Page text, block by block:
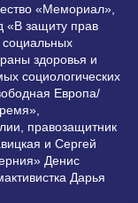
«Мемориал»,
«В защиту прав
социальных
здоровья и
социологических
Европа/
правозащитник
и Сергей
Денис
Дарья